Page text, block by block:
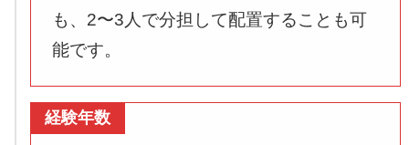
も、2〜3人で分担して配置することも可
能です。
経験年数